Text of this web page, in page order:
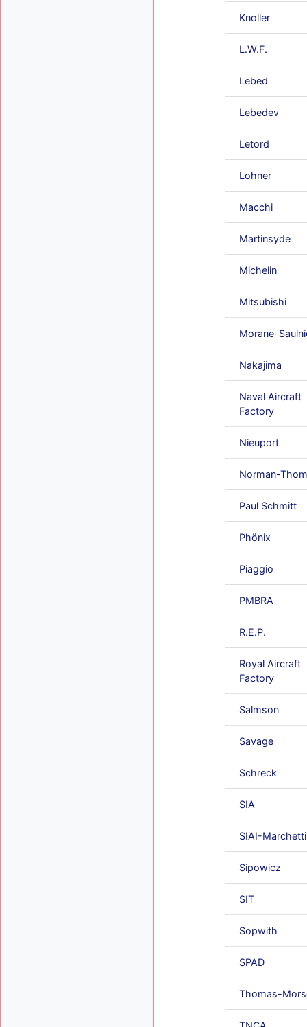
Knoller
L.W.F.
Lebed
Lebedev
Letord
Lohner
Macchi
Martinsyde
Michelin
Mitsubishi
Morane-
Nakajima
Naval Aircraft
Factory
Nieuport
Norman-
Paul Schmitt
Phönix
Piaggio
PMBRA
R.E.P.
Royal Aircraft
Factory
Salmson
Savage
Schreck
SIA
SIAI-Marchetti
Sipowicz
SIT
Sopwith
SPAD
Thomas-